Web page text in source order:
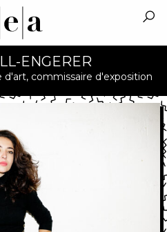
ENGERER
commissaire d'exposition